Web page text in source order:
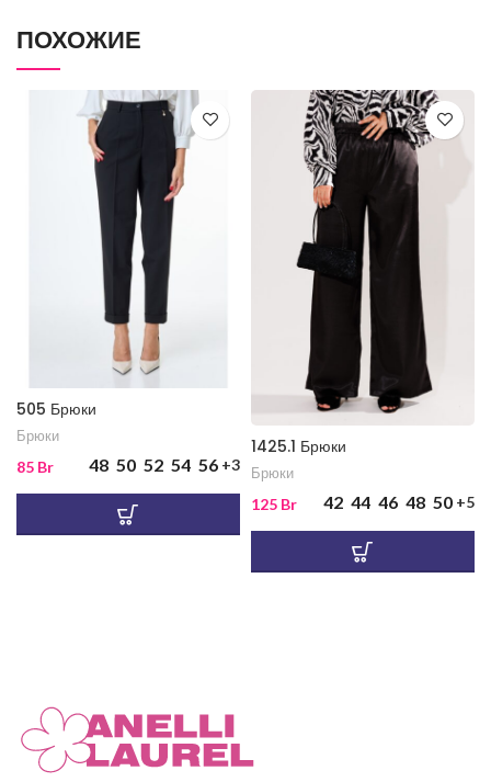
ПОХОЖИЕ
505 Брюки
Брюки
85 Br 48 50 52 54 56 +3
1425.1 Брюки
Брюки
125 Br 42 44 46 48 50 +5